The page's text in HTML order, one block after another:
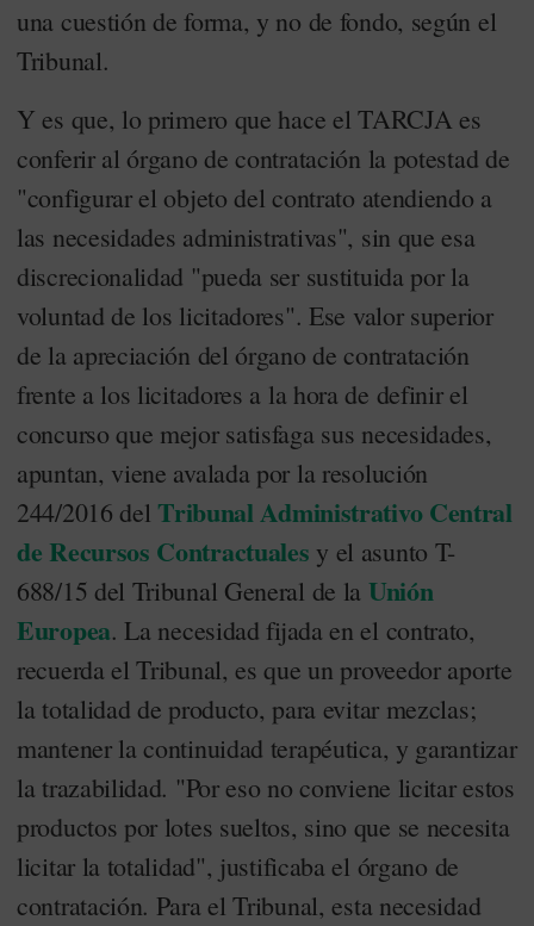
una cuestión de forma, y no de fondo, según el
Tribunal.
Y es que, lo primero que hace el TARCJA es
conferir al órgano de contratación la potestad de
"configurar el objeto del contrato atendiendo a
las necesidades administrativas", sin que esa
discrecionalidad "pueda ser sustituida por la
voluntad de los licitadores". Ese valor superior
de la apreciación del órgano de contratación
frente a los licitadores a la hora de definir el
concurso que mejor satisfaga sus necesidades,
apuntan, viene avalada por la resolución
244/2016 delTribunal Administrativo Central
de Recursos Contractuales y el asunto T-
688/15 del Tribunal General de la Unión
Europea. La necesidad fijada en el contrato,
recuerda el Tribunal, es que un proveedor aporte
la totalidad de producto, para evitar mezclas;
mantener la continuidad terapéutica, y garantizar
la trazabilidad. "Por eso no conviene licitar estos
productos por lotes sueltos, sino que se necesita
licitar la totalidad", justificaba el órgano de
contratación. Para el Tribunal, esta necesidad